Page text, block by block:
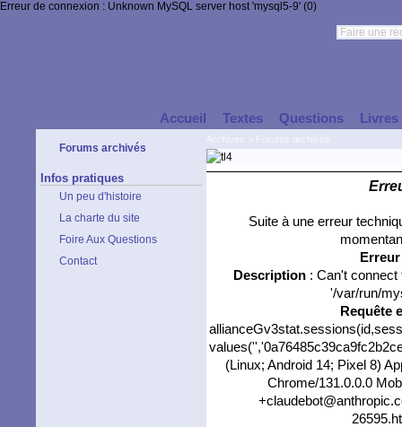
Erreur de connexion : Unknown MySQL server host 'mysql5-9' (0)
Accueil Textes Questions Livres
Forums archivés
Infos pratiques
Un peu d'histoire
La charte du site
Foire Aux Questions
Contact
Suite à une erreur
Description: Can't connect
'/var/run/
Requête
(Linux; Android 14; Pixel 8)
Chrome/131.0.0.0